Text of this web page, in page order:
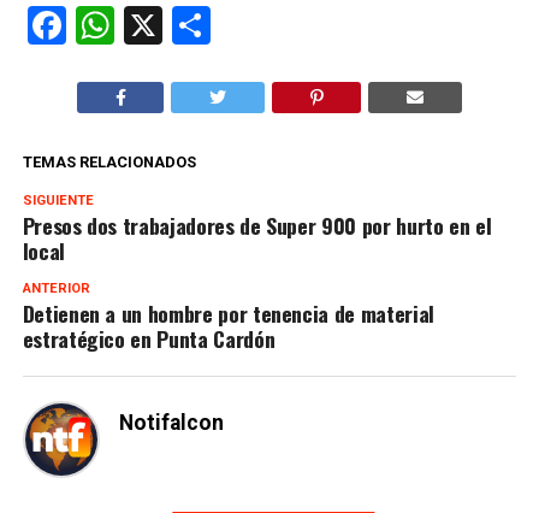
Facebook
WhatsApp
X Compartir
TEMAS RELACIONADOS
SIGUIENTE
Presos dos trabajadores de Super 900 por hurto en el
local
ANTERIOR
Detienen a un hombre por tenencia de material
estratégico en Punta Cardón
Notifalcon